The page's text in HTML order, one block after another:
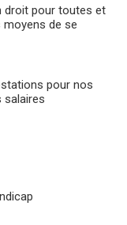
droit pour toutes et
moyens de se
pour nos
salaires